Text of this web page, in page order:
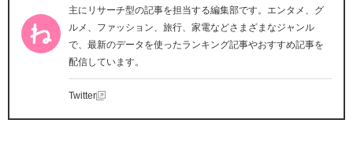
主にリサーチ型の記事を担当する編集部です。エンタメ、グ
ルメ、ファッション、旅行、家電などさまざまなジャンル
で、最新のデータを使ったランキング記事やおすすめ記事を
配信しています。
Twitter